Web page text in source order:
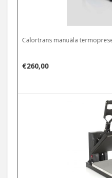
Calortrans manuāla
€260,00